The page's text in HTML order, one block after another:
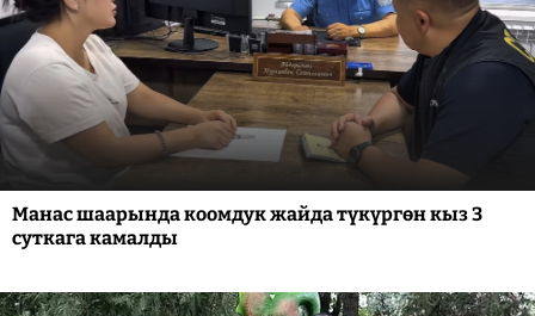
Манас шаарында коомдук жайда түкүргөн кыз 3
суткага камалды